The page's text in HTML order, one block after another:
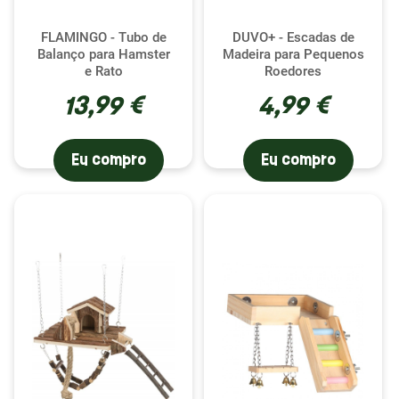
FLAMINGO - Tubo de
Balanço para Hamster
e Rato
13,99 €
Eu compro
DUVO+ - Escadas de
Madeira para Pequenos
Roedores
4,99 €
Eu compro